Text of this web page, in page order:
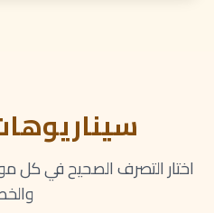
اختار التصرف الصحيح في كل